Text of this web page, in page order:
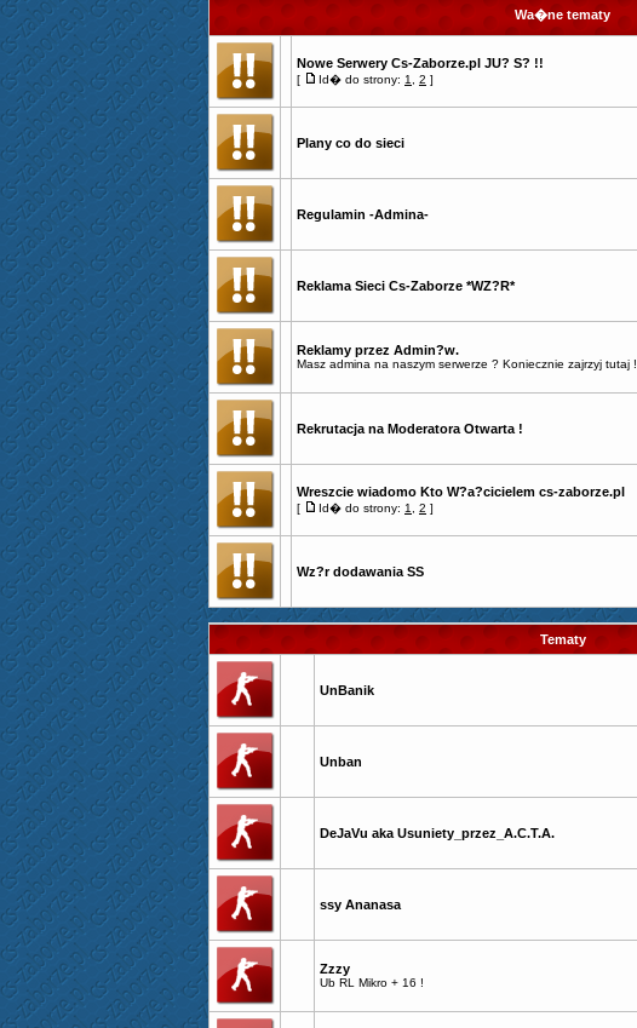
Wa�ne tematy
Nowe Serwery Cs-Zaborze.pl JU? S? !!
[ Id� do strony: 1 2 ]
Plany co do sieci
Regulamin -Admina-
Reklama Sieci Cs-Zaborze *WZ?R*
Reklamy przez Admin?w.
Masz admina na naszym serwerze ? Koniecznie zajrzyj tutaj !
Rekrutacja na Moderatora Otwarta !
Wreszcie wiadomo Kto W?a?cicielem cs-zaborze.pl
[ Id� do strony: 1 2 ]
Wz?r dodawania SS
Tematy
UnBanik
Unban
DeJaVu aka Usuniety_przez_A.C.T.A.
ssy Ananasa
Zzzy
Ub RL Mikro + 16 !